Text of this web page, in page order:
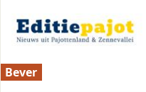
Bever